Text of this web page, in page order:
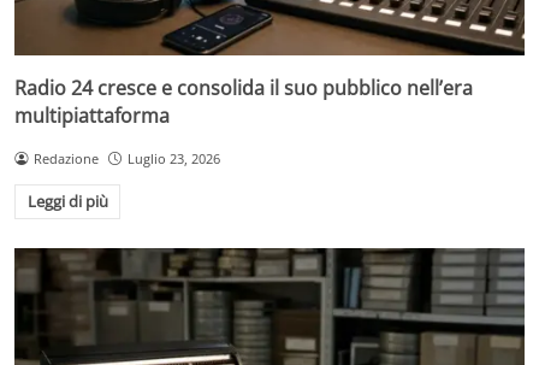
Radio 24 cresce e consolida il suo pubblico nell’era
multipiattaforma
Redazione Luglio 23, 2026
Leggi di più